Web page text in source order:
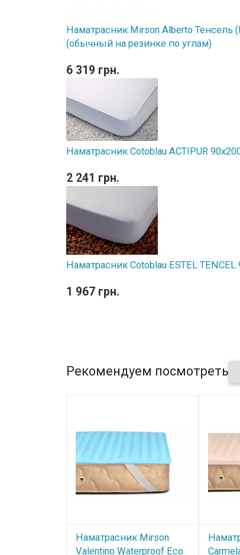
Наматрасник Mirson Alberto Тенсель
(обычный на резинке по углам)
6 319 грн.
Наматрасник Cotoblau ACTIPUR
2 241 грн.
Наматрасник Cotoblau ESTEL TENCEL
1 967 грн.
Рекомендуем посмотреть
Наматрасник Mirson
Valentino Waterproof Eco